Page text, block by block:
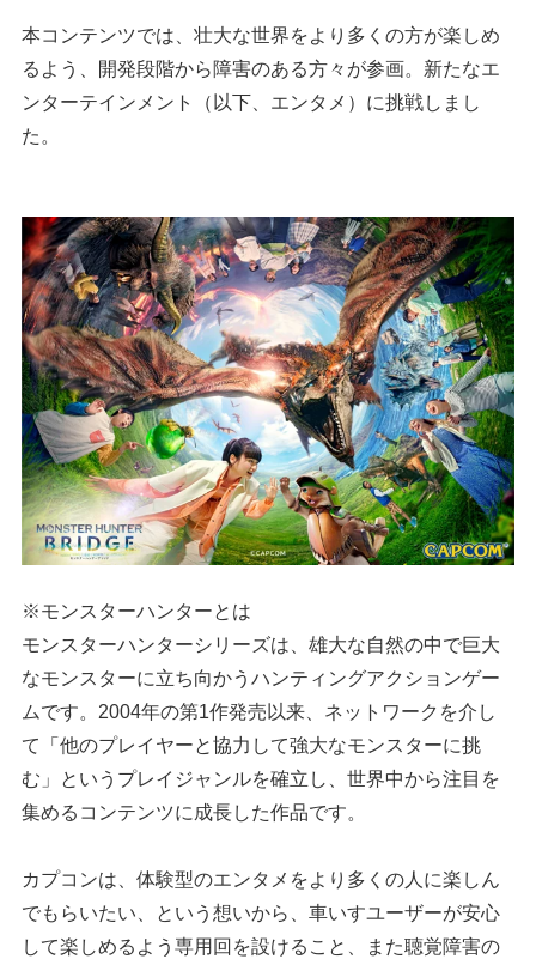
本コンテンツでは、壮大な世界をより多くの方が楽しめ
るよう、開発段階から障害のある方々が参画。新たなエ
ンターテインメント（以下、エンタメ）に挑戦しまし
た。
※モンスターハンターとは
モンスターハンターシリーズは、雄大な自然の中で巨大
なモンスターに立ち向かうハンティングアクションゲー
ムです。2004年の第1作発売以来、ネットワークを介し
て「他のプレイヤーと協力して強大なモンスターに挑
む」というプレイジャンルを確立し、世界中から注目を
集めるコンテンツに成長した作品です。
カプコンは、体験型のエンタメをより多くの人に楽しん
でもらいたい、という想いから、車いすユーザーが安心
して楽しめるよう専用回を設けること、また聴覚障害の